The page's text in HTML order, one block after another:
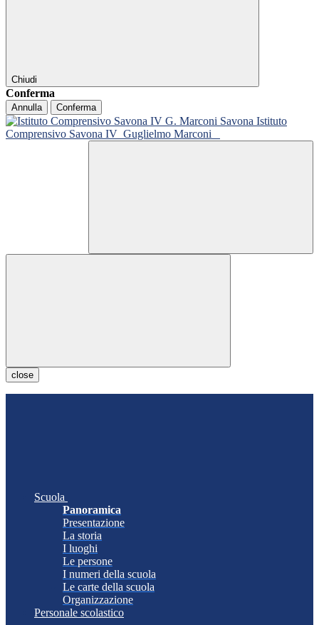
Chiudi
Conferma
Annulla Conferma
Istituto
Comprensivo Savona IV Guglielmo Marconi
close
Scuola
Panoramica
Presentazione
La storia
I luoghi
Le persone
I numeri della scuola
Le carte della scuola
Organizzazione
Personale scolastico